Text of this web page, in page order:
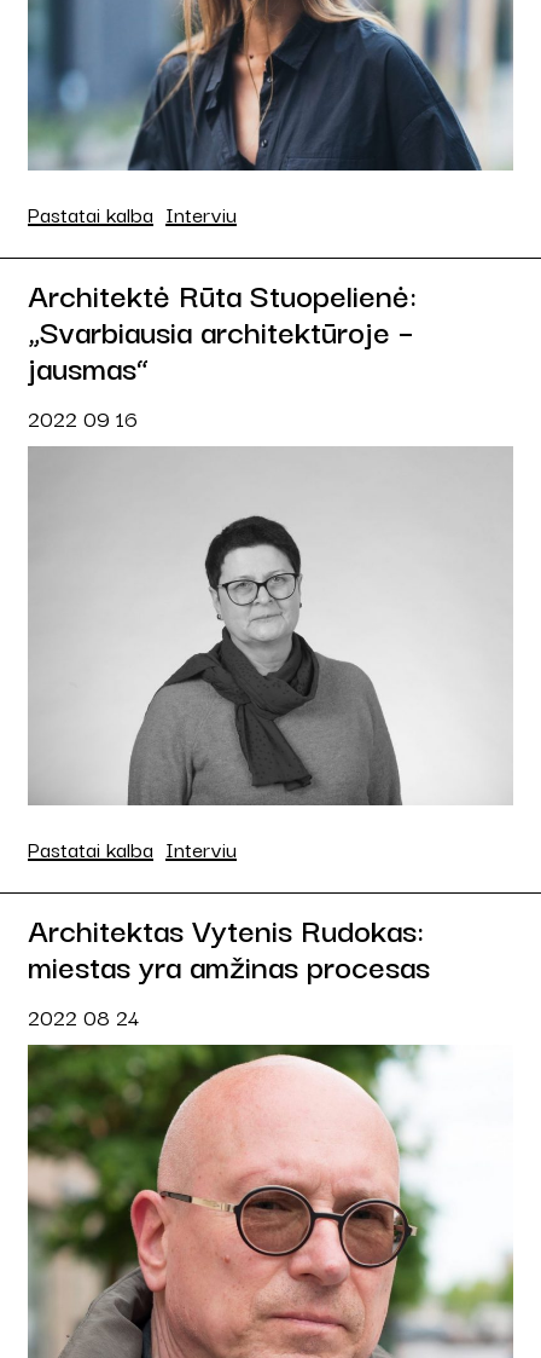
Pastatai kalba Interviu
Architektė Rūta Stuopelienė:
„Svarbiausia architektūroje –
jausmas“
2022 09 16
Pastatai kalba Interviu
Architektas Vytenis Rudokas:
miestas yra amžinas procesas
2022 08 24